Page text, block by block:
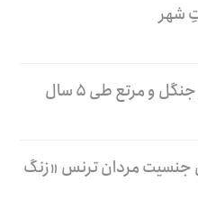
شهر
جنسیت مردان ترنس «زنگ